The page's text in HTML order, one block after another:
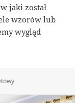
jaki został
wzorów lub
wygląd